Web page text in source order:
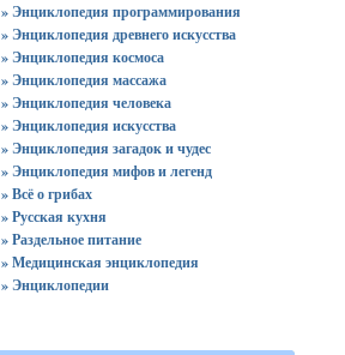
» Энциклопедия программирования
» Энциклопедия древнего искусства
» Энциклопедия космоса
» Энциклопедия массажа
» Энциклопедия человека
» Энциклопедия искусства
» Энциклопедия загадок и чудес
» Энциклопедия мифов и легенд
» Всё о грибах
» Русская кухня
» Раздельное питание
» Медицинская энциклопедия
» Энциклопедии